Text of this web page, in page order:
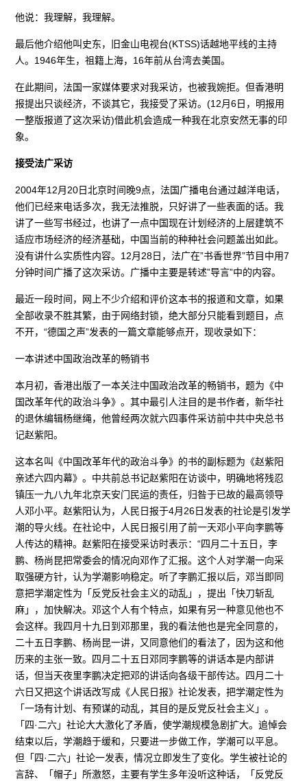
他说：我理解，我理解。
最后他介绍他叫史东，旧金山电视台(KTSS)话越地平线的主持
人。1946年生，祖籍上海，16年前从台湾去美国。
在此期间，法国一家媒体要求对我采访，也被我婉拒。但香港明
报提出只谈经济，不谈其它，我接受了采访。(12月6日，明报用
一整版报道了这次采访)借此机会造成一种我在北京安然无事的印
象。
接受法广采访
2004年12月20日北京时间晚9点，法国广播电台通过越洋电话，
他们已经来电话多次，我无法推脱，只好讲了一些表面的话。我
讲了一些写书经过，也讲了一点中国现在计划经济的上层建筑不
适应市场经济的经济基础，中国当前的种种社会问题盖出如此。
没有讲什么实质性内容。12月28日，法广在”书香世界”节目中用7
分钟时间广播了这次采访。广播中主要是转述”导言”中的内容。
最近一段时间，网上不少介绍和评价这本书的报道和文章，如果
全部收录不胜其繁，由于网络封锁，绝大部分只能看到题目，点
不开，“德国之声”发表的一篇文章能够点开，现收录如下：
一本讲述中国政治改革的畅销书
本月初，香港出版了一本关注中国政治改革的畅销书，题为《中
国改革年代的政治斗争》。其中最引人注目的是书作者，新华社
的退休编辑杨继绳，他曾经两次就六四事件采访前中共中央总书
记赵紫阳。
这本名叫《中国改革年代的政治斗争》的书的副标题为《赵紫阳
亲述六四内幕》。中共前总书记赵紫阳在访谈中，明确地将残忍
镇压一九八九年北京天安门民运的责任，归咎于已故的最高领导
人邓小平。赵紫阳认为，人民日报于4月26日发表的社论是引发学
潮的导火线。在社论中，人民日报引用了前一天邓小平向李鹏等
人传达的精神。赵紫阳在接受采访时表示：“四月二十五日，李
鹏、杨尚昆把常委会的情况向邓作了汇报。这个人对学潮一向采
取强硬方针，认为学潮影响稳定。听了李鹏汇报以后，邓当即同
意把学潮定性为「反党反社会主义的动乱」，提出「快刀斩乱
麻」，加快解决。邓这个人有个特点，如果有另一种意见他也不
会这样。我四月十九日到邓那里，我的看法他也是完全同意的，
二十五日李鹏、杨尚昆一讲，又同意他们的看法了，因为这和他
历来的主张一致。四月二十五日邓同李鹏等的讲话本是内部讲
话，但当天夜里李鹏决定把邓的讲话向各级干部传达。四月二十
六日又把这个讲话改写成《人民日报》社论发表，把学潮定性为
「一场有计划、有预谋的动乱，其目的是反党反社会主义」。
「四·二六」社论大大激化了矛盾，使学潮规模急剧扩大。追悼会
结束以后，学潮趋于缓和，只要进一步做工作，学潮可以平息。
但「四·二六」社论一发表，情况立即发生了变化。学生被社论的
言辞、「帽子」所激怒，主要有学生多年没听这种话，「反党反